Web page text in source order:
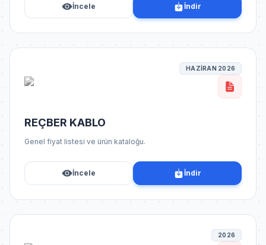
İncele İndir
HAZİRAN 2026
REÇBER KABLO
Genel fiyat listesi ve ürün kataloğu.
İncele İndir
2026